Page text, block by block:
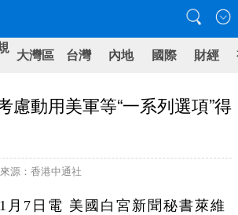
大灣區 台灣 內地 國際 財經
慮動用美軍等“一系列選項”得
源：香港中通社
月7日電 美國白宮新聞秘書萊維